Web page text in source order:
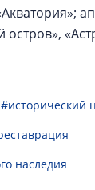
остров»,
#исторический
наследия